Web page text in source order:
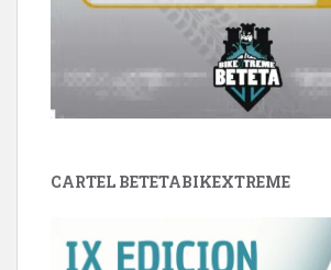
CARTEL BETETABIKEXTREME